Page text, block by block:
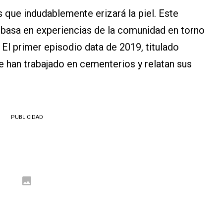
indudablemente erizará la piel. Este
en experiencias de la comunidad en torno
primer episodio data de 2019, titulado
han trabajado en cementerios y relatan sus
PUBLICIDAD